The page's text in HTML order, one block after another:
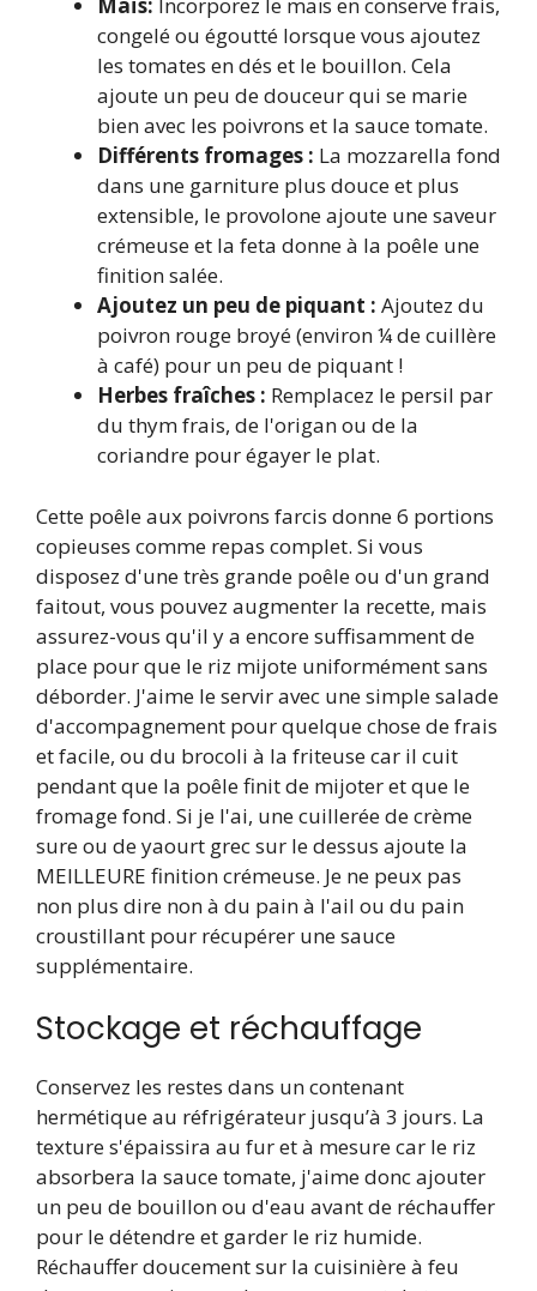
Maïs: Incorporez le maïs en conserve frais,
congelé ou égoutté lorsque vous ajoutez
les tomates en dés et le bouillon. Cela
ajoute un peu de douceur qui se marie
bien avec les poivrons et la sauce tomate.
Différents fromages : La mozzarella fond
dans une garniture plus douce et plus
extensible, le provolone ajoute une saveur
crémeuse et la feta donne à la poêle une
finition salée.
Ajoutez un peu de piquant : Ajoutez du
poivron rouge broyé (environ ¼ de cuillère
à café) pour un peu de piquant !
Herbes fraîches : Remplacez le persil par
du thym frais, de l'origan ou de la
coriandre pour égayer le plat.
Cette poêle aux poivrons farcis donne 6 portions
copieuses comme repas complet. Si vous
disposez d'une très grande poêle ou d'un grand
faitout, vous pouvez augmenter la recette, mais
assurez-vous qu'il y a encore suffisamment de
place pour que le riz mijote uniformément sans
déborder. J'aime le servir avec une simple salade
d'accompagnement pour quelque chose de frais
et facile, ou du brocoli à la friteuse car il cuit
pendant que la poêle finit de mijoter et que le
fromage fond. Si je l'ai, une cuillerée de crème
sure ou de yaourt grec sur le dessus ajoute la
MEILLEURE finition crémeuse. Je ne peux pas
non plus dire non à du pain à l'ail ou du pain
croustillant pour récupérer une sauce
supplémentaire.
Stockage et réchauffage
Conservez les restes dans un contenant
hermétique au réfrigérateur jusqu’à 3 jours. La
texture s'épaissira au fur et à mesure car le riz
absorbera la sauce tomate, j'aime donc ajouter
un peu de bouillon ou d'eau avant de réchauffer
pour le détendre et garder le riz humide.
Réchauffer doucement sur la cuisinière à feu